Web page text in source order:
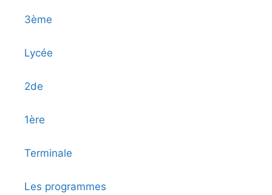
3ème
Lycée
2de
1ère
Terminale
Les programmes